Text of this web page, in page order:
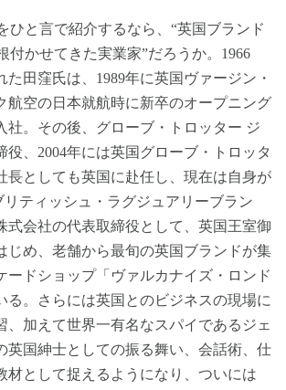
ひと言で紹介するなら、“英国ブランド
付かせてきた実業家”だろうか。1966
た田窪氏は、1989年に英国ヴァージン・
航空の日本就航時に新卒のオープニング
社。その後、グローブ・トロッター ジ
役、2004年には英国グローブ・トロッタ
長としても英国に赴任し、現在は自身が
ティッシュ・ラグジュアリーブラン
式会社の代表取締役として、英国王室御
じめ、老舗から最旬の英国ブランドが集
ードショップ「ヴァルカナイズ・ロンド
る。さらには英国とのビジネスの現場に
、加えて世界一有名なスパイであるジェ
英国紳士としての振る舞い、会話術、仕
材として捉えるようになり、ついには